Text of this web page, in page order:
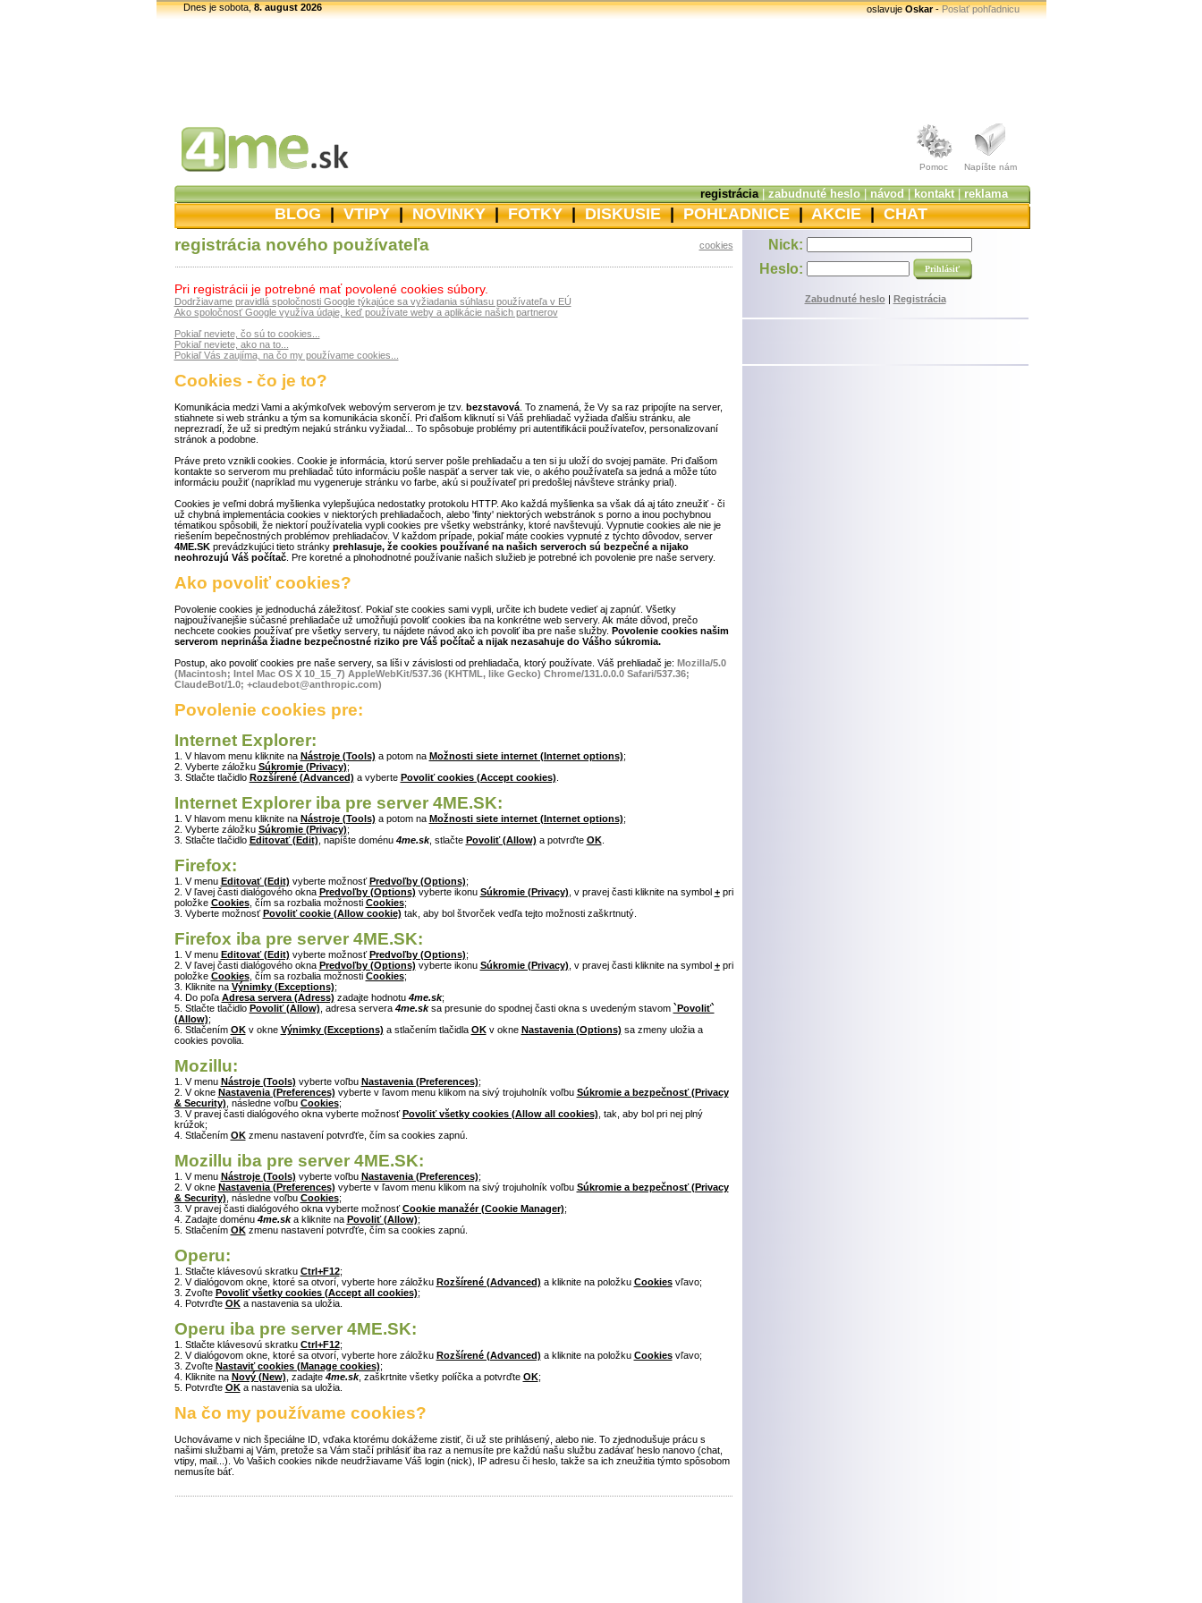
Dnes je sobota,8. august 2026 oslavujeOskar-Poslať pohľadnicu
Pomoc Napíšte nám
registrácia|zabudnuté heslo|návod|kontakt|reklama
BLOG|VTIPY|NOVINKY|FOTKY|DISKUSIE|POHĽADNICE|AKCIE|CHAT
registrácia nového používateľa cookies
Pri registrácii je potrebné mať povolené cookies súbory.
Dodržiavame pravidlá spoločnosti Google týkajúce sa vyžiadania súhlasu používateľa v EÚ
Ako spoločnosť Google využíva údaje, keď používate weby a aplikácie našich partnerov
Pokiaľ neviete, čo sú to cookies...
Pokiaľ neviete, ako na to...
Pokiaľ Vás zaujíma, na čo my používame cookies...
Cookies - čo je to?
Komunikácia medzi Vami a akýmkoľvek webovým serverom je tzv. bezstavová. To znamená, že Vy sa raz pripojíte na server,
stiahnete si web stránku a tým sa komunikácia skončí. Pri ďalšom kliknutí si Váš prehliadač vyžiada ďalšiu stránku, ale
neprezradí, že už si predtým nejakú stránku vyžiadal... To spôsobuje problémy pri autentifikácii používateľov, personalizovaní
stránok a podobne.
Práve preto vznikli cookies. Cookie je informácia, ktorú server pošle prehliadaču a ten si ju uloží do svojej pamäte. Pri ďalšom
kontakte so serverom mu prehliadač túto informáciu pošle naspäť a server tak vie, o akého používateľa sa jedná a môže túto
informáciu použiť (napríklad mu vygeneruje stránku vo farbe, akú si používateľ pri predošlej návšteve stránky prial).
Cookies je veľmi dobrá myšlienka vylepšujúca nedostatky protokolu HTTP. Ako každá myšlienka sa však dá aj táto zneužiť - či
už chybná implementácia cookies v niektorých prehliadačoch, alebo 'finty' niektorých webstránok s porno a inou pochybnou
tématikou spôsobili, že niektorí používatelia vypli cookies pre všetky webstránky, ktoré navštevujú. Vypnutie cookies ale nie je
riešením bepečnostných problémov prehliadačov. V každom prípade, pokiaľ máte cookies vypnuté z týchto dôvodov, server
4ME.SKprevádzkujúci tieto stránky prehlasuje, že cookies používané na našich serveroch sú bezpečné a nijako
neohrozujú Váš počítač. Pre koretné a plnohodnotné používanie našich služieb je potrebné ich povolenie pre naše servery.
Ako povoliť cookies?
Povolenie cookies je jednoduchá záležitosť. Pokiaľ ste cookies sami vypli, určite ich budete vedieť aj zapnúť. Všetky
najpoužívanejšie súčasné prehliadače už umožňujú povoliť cookies iba na konkrétne web servery. Ak máte dôvod, prečo
nechcete cookies používať pre všetky servery, tu nájdete návod ako ich povoliť iba pre naše služby. Povolenie cookies našim
serverom neprináša žiadne bezpečnostné riziko pre Váš počítač a nijak nezasahuje do Vášho súkromia.
Postup, ako povoliť cookies pre naše servery, sa líši v závislosti od prehliadača, ktorý používate. Váš prehliadač je: Mozilla/5.0
(Macintosh; Intel Mac OS X 10_15_7) AppleWebKit/537.36 (KHTML, like Gecko) Chrome/131.0.0.0 Safari/537.36;
ClaudeBot/1.0; +claudebot@anthropic.com)
Povolenie cookies pre:
Internet Explorer:
1. V hlavom menu kliknite na Nástroje (Tools) a potom na Možnosti siete internet (Internet options);
2. Vyberte záložku Súkromie (Privacy);
3. Stlačte tlačidlo Rozšírené (Advanced) a vyberte Povoliť cookies (Accept cookies)
Internet Explorer iba pre server 4ME.SK:
1. V hlavom menu kliknite na Nástroje (Tools) a potom na Možnosti siete internet (Internet options);
2. Vyberte záložku Súkromie (Privacy);
3. Stlačte tlačidlo Editovať (Edit) , napíšte doménu 4me.sk, stlačte Povoliť (Allow) a potvrďte OK.
Firefox:
1. V menu Editovať (Edit) vyberte možnosťPredvoľby (Options);
2. V ľavej časti dialógového okna Predvoľby (Options) vyberte ikonu Súkromie (Privacy) , v pravej časti kliknite na symbol +pri
položke Cookies, čím sa rozbalia možnosti Cookies;
3. Vyberte možnosťPovoliť cookie (Allow cookie) tak, aby bol štvorček vedľa tejto možnosti zaškrtnutý.
Firefox iba pre server 4ME.SK:
1. V menu Editovať (Edit) vyberte možnosťPredvoľby (Options);
2. V ľavej časti dialógového okna Predvoľby (Options) vyberte ikonu Súkromie (Privacy) , v pravej časti kliknite na symbol +pri
položke Cookies, čím sa rozbalia možnosti Cookies;
3. Kliknite na Výnimky (Exceptions);
4. Do poľa Adresa servera (Adress) zadajte hodnotu 4me.sk;
5. Stlačte tlačidlo Povoliť (Allow) , adresa servera 4me.sksa presunie do spodnej časti okna s uvedeným stavom `Povoliť`
(Allow);
6. Stlačením OKv okne Výnimky (Exceptions) a stlačením tlačidla OKv okne Nastavenia (Options) sa zmeny uložia a
cookies povolia.
Mozillu:
1. V menu Nástroje (Tools) vyberte voľbu Nastavenia (Preferences);
2. V okne Nastavenia (Preferences) vyberte v ľavom menu klikom na sivý trojuholník voľbu Súkromie a bezpečnosť (Privacy
& Security) , následne voľbu Cookies;
3. V pravej časti dialógového okna vyberte možnosťPovoliť všetky cookies (Allow all cookies) , tak, aby bol pri nej plný
krúžok;
4. Stlačením OKzmenu nastavení potvrďťe, čím sa cookies zapnú.
Mozillu iba pre server 4ME.SK:
1. V menu Nástroje (Tools) vyberte voľbu Nastavenia (Preferences);
2. V okne Nastavenia (Preferences) vyberte v ľavom menu klikom na sivý trojuholník voľbu Súkromie a bezpečnosť (Privacy
& Security) , následne voľbu Cookies;
3. V pravej časti dialógového okna vyberte možnosťCookie manažér (Cookie Manager);
4. Zadajte doménu 4me.ska kliknite na Povoliť (Allow);
5. Stlačením OKzmenu nastavení potvrďťe, čím sa cookies zapnú.
Operu:
1. Stlačte klávesovú skratku Ctrl+F12;
2. V dialógovom okne, ktoré sa otvorí, vyberte hore záložku Rozšírené (Advanced) a kliknite na položku Cookiesvľavo;
3. Zvoľte Povoliť všetky cookies (Accept all cookies);
4. Potvrďte OKa nastavenia sa uložia.
Operu iba pre server 4ME.SK:
1. Stlačte klávesovú skratku Ctrl+F12;
2. V dialógovom okne, ktoré sa otvorí, vyberte hore záložku Rozšírené (Advanced) a kliknite na položku Cookiesvľavo;
3. Zvoľte Nastaviť cookies (Manage cookies);
4. Kliknite na Nový (New) , zadajte 4me.sk, zaškrtnite všetky políčka a potvrďte OK;
5. Potvrďte OKa nastavenia sa uložia.
Na čo my používame cookies?
Uchovávame v nich špeciálne ID, vďaka ktorému dokážeme zistiť, či už ste prihlásený, alebo nie. To zjednodušuje prácu s
našimi službami aj Vám, pretože sa Vám stačí prihlásiť iba raz a nemusíte pre každú našu službu zadávať heslo nanovo (chat,
vtipy, mail...). Vo Vašich cookies nikde neudržiavame Váš login (nick), IP adresu či heslo, takže sa ich zneužitia týmto spôsobom
nemusíte báť.
Nick:
Heslo:
Zabudnuté heslo| Registrácia